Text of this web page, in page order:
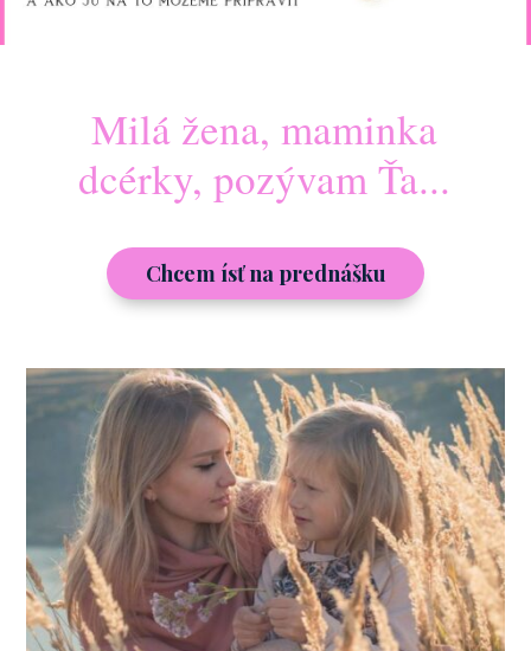
Milá žena, maminka
dcérky, pozývam Ťa...
Chcem ísť na prednášku